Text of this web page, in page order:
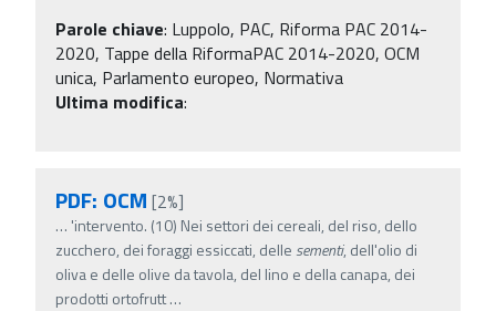
Parole chiave: Luppolo, PAC, Riforma PAC 2014-
2020, Tappe della RiformaPAC 2014-2020, OCM
unica, Parlamento europeo, Normativa
Ultima modifica:
PDF: OCM [2%]
… 'intervento. (10) Nei settori dei cereali, del riso, dello
zucchero, dei foraggi essiccati, delle sementi, dell'olio di
oliva e delle olive da tavola, del lino e della canapa, dei
prodotti ortofrutt…